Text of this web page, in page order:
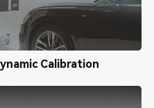
Calibration